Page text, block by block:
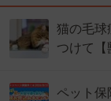
猫の毛球
つけて【
ペット保